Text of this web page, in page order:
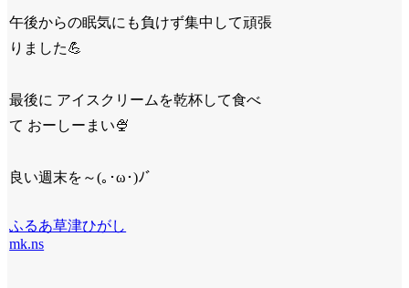
午後からの眠気にも負けず集中して頑張
りました💪
最後に アイスクリームを乾杯して食べ
て おーしーまい🍨
良い週末を～(｡･ω･)ﾉﾞ
ふるあ草津ひがし
mk.ns